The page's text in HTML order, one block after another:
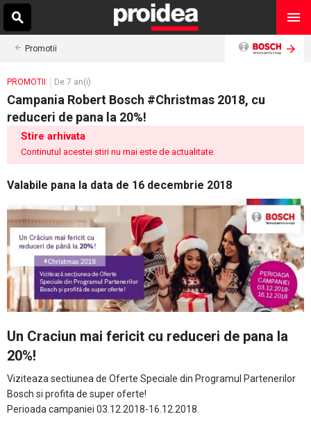
Promotii
PROMOTII De 7 an(i)
Campania Robert Bosch #Christmas 2018, cu
reduceri de pana la 20%!
Stire arhivata
Continutul acestei stiri nu mai este de actualitate.
Valabile pana la data de 16 decembrie 2018
Un Craciun mai fericit cu reduceri de pana la
20%!
Viziteaza sectiunea de Oferte Speciale din Programul Partenerilor
Bosch si profita de super oferte!
Perioada campaniei 03.12.2018-16.12.2018.